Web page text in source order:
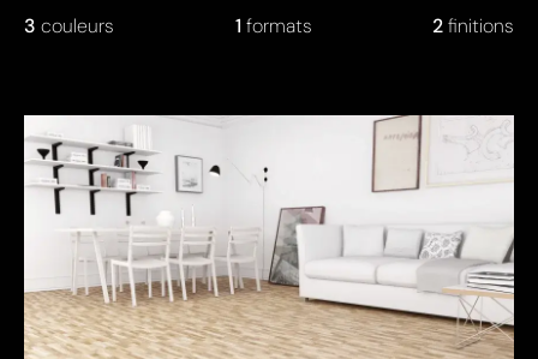
3 couleurs 1 formats 2finitions